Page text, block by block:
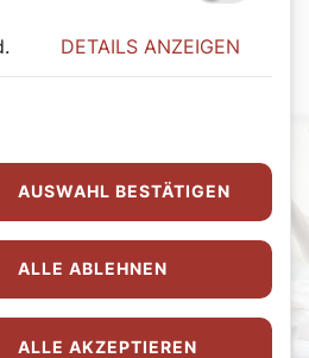
DETAILS ANZEIGEN
AUSWAHL BESTÄTIGEN
ALLE ABLEHNEN
ALLE AKZEPTIEREN